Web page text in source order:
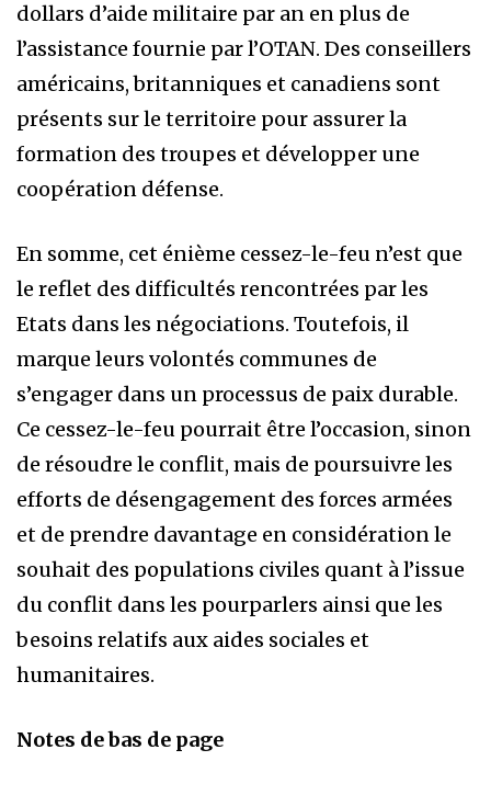
dollars d’aide militaire par an en plus de
l’assistance fournie par l’OTAN. Des conseillers
américains, britanniques et canadiens sont
présents sur le territoire pour assurer la
formation des troupes et développer une
coopération défense.
En somme, cet énième cessez-le-feu n’est que
le reflet des difficultés rencontrées par les
Etats dans les négociations. Toutefois, il
marque leurs volontés communes de
s’engager dans un processus de paix durable.
Ce cessez-le-feu pourrait être l’occasion, sinon
de résoudre le conflit, mais de poursuivre les
efforts de désengagement des forces armées
et de prendre davantage en considération le
souhait des populations civiles quant à l’issue
du conflit dans les pourparlers ainsi que les
besoins relatifs aux aides sociales et
humanitaires.
Notes de bas de page